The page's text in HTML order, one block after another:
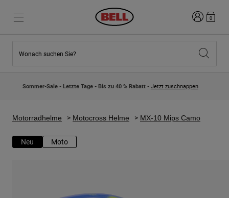
Neuzugänge
Kinder Motocrosshelme
Entdecken Moto
Neuzugänge
Lifestyle
Anmelden
0
Wonach suchen Sie?
Sommer-Sale - Letzte Tage - Bis zu 40 % Rabatt - Jetzt zuschnappen
Motorradhelme Motocross Helme MX-10 Mips Camo
Neu Moto